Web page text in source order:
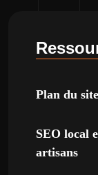
Plan du site
SEO local
artisans